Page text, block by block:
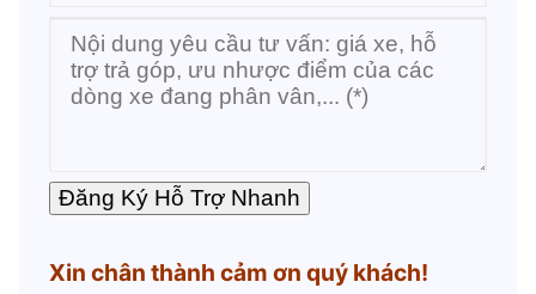
Xin chân thành cảm ơn quý khách!